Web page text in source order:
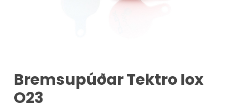
Bremsupúðar Tektro Iox
O23